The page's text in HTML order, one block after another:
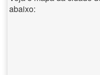
abaixo: